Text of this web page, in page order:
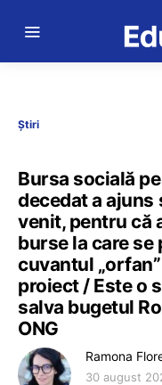
Știri
Bursa socială
decedat a ajuns
venit, pentru că
burse la care
cuvantul
proiect / Este o
salva bugetul
ONG
Ramona
30 august